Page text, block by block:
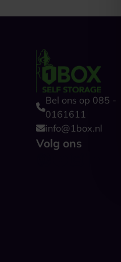
Bel ons op 085 -
0161611
info@1box.nl
Volg ons